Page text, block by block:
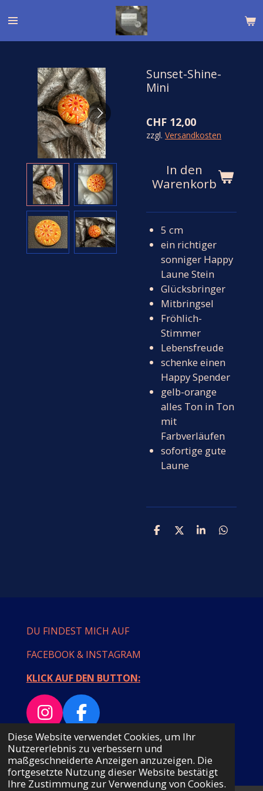
Diese Website verwendet Cookies, um Ihr
Nutzererlebnis zu verbessern und
maßgeschneiderte Anzeigen anzuzeigen. Die
fortgesetzte Nutzung dieser Website bestätigt
Ihre Zustimmung zur Verwendung von Cookies.
Hauptinhalt
springen
Sunset-Shine-
Mini
CHF 12,00
zzgl. Versandkosten
In den
Warenkorb
5 cm
ein richtiger
sonniger Happy
Laune Stein
Glücksbringer
Mitbringsel
Fröhlich-
Stimmer
Lebensfreude
schenke einen
Happy Spender
gelb-orange
alles Ton in Ton
mit
Farbverläufen
sofortige gute
Laune
T
T
T
T
DU FINDEST MICH AUF
FACEBOOK & INSTAGRAM
KLICK AUF DEN BUTTON:
I
n
s
t
F
a
c
e
© 2023 - 2026 MAMULLASTYLE
Mit Unterstützung vonWebador